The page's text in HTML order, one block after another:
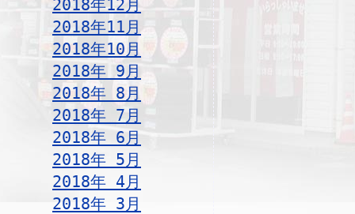
2018年12月
2018年11月
2018年10月
2018年 9月
2018年 8月
2018年 7月
2018年 6月
2018年 5月
2018年 4月
2018年 3月